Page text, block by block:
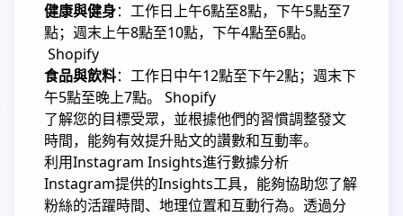
健康與健身： 工作日上午6點至8點，下午5點至7
點；週末上午8點至10點，下午4點至6點。
Shopify
食品與飲料： 工作日中午12點至下午2點；週末下
午5點至晚上7點。
Shopify
了解您的目標受眾，並根據他們的習慣調整發文
時間，能夠有效提升貼文的讚數和互動率。
利用Instagram Insights進行數據分析
Instagram提供的Insights工具，能夠協助您了解
粉絲的活躍時間、地理位置和互動行為。 透過分